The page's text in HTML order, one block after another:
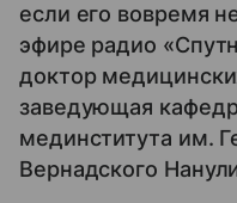
если его вовремя
эфире радио
доктор
заведующая
мединститута им.
Вернадского